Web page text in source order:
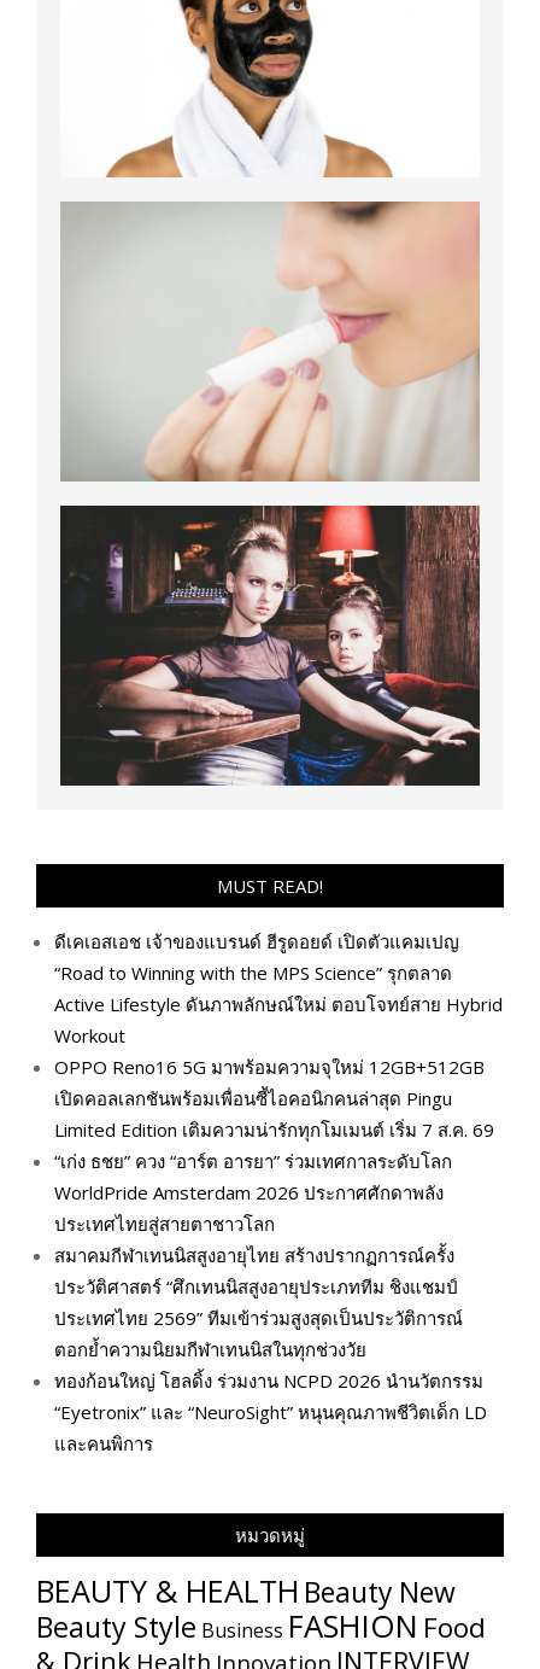
MUST READ!
ดีเคเอสเอช เจ้าของแบรนด์ ฮีรูดอยด์ เปิดตัวแคมเปญ
“Road to Winning with the MPS Science” รุกตลาด
Active Lifestyle ดันภาพลักษณ์ใหม่ ตอบโจทย์สาย Hybrid
Workout
OPPO Reno16 5G มาพร้อมความจุใหม่ 12GB+512GB
เปิดคอลเลกชันพร้อมเพื่อนซี้ไอคอนิกคนล่าสุด Pingu
Limited Edition เติมความน่ารักทุกโมเมนต์ เริ่ม 7 ส.ค. 69
“เก่ง ธชย” ควง “อาร์ต อารยา” ร่วมเทศกาลระดับโลก
WorldPride Amsterdam 2026 ประกาศศักดาพลัง
ประเทศไทยสู่สายตาชาวโลก
สมาคมกีฬาเทนนิสสูงอายุไทย สร้างปรากฏการณ์ครั้ง
ประวัติศาสตร์ “ศึกเทนนิสสูงอายุประเภททีม ชิงแชมป์
ประเทศไทย 2569” ทีมเข้าร่วมสูงสุดเป็นประวัติการณ์
ตอกย้ำความนิยมกีฬาเทนนิสในทุกช่วงวัย
ทองก้อนใหญ่ โฮลดิ้ง ร่วมงาน NCPD 2026 นำนวัตกรรม
“Eyetronix” และ “NeuroSight” หนุนคุณภาพชีวิตเด็ก LD
และคนพิการ
หมวดหมู่
BEAUTY & HEALTH Beauty New
Beauty Style Business FASHION Food
& Drink Health Innovation INTERVIEW